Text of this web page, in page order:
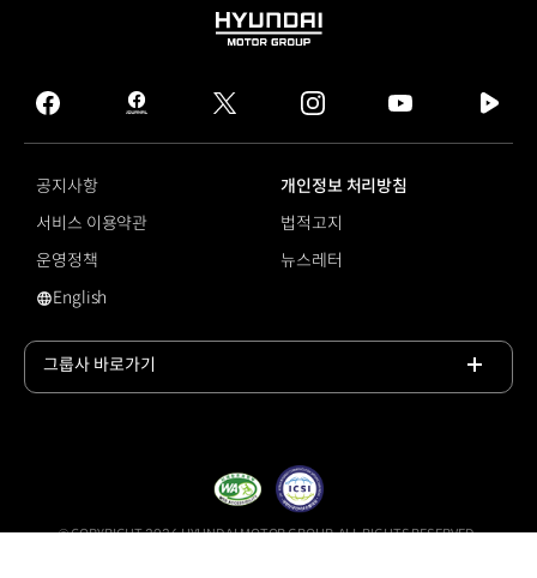
HYUNDAI
GROUP
facebook
hmg
journal
twitter instagram
tv
공지사항
개인정보 처리방침
서비스 이용약관
법적고지
운영정책
뉴스레터
영문 사이트로 이동
English
그룹사 바로가기
© COPYRIGHT 2026 HYUNDAI MOTOR GROUP, ALL RIGHTS RESERVED.